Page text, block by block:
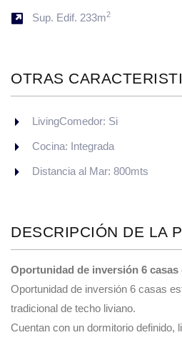
Sup. Edif. 233m2
OTRAS
LivingComedor: Si
Cocina: Integrada
Distancia al Mar: 800mts
DESCRIPCIÓN DE LA
Oportunidad de inversión 6
Oportunidad de inversión 6 casas
tradicional de techo liviano.
Cuentan con un dormitorio definido,